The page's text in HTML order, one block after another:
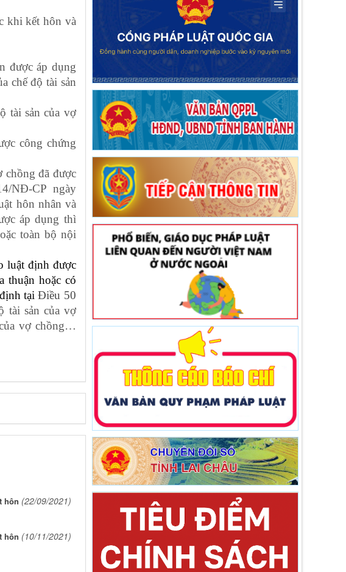
khi kết hôn và
được áp dụng
chế độ tài sản
tài sản của vợ
công chứng
chồng đã được
NĐ-CP ngày
hôn nhân và
áp dụng thì
toàn bộ nội
luật định được
thuận hoặc có
định tạiĐiều 50
tài sản của vợ
vợ chồng…
hôn (22/09/2021)
hôn (10/11/2021)